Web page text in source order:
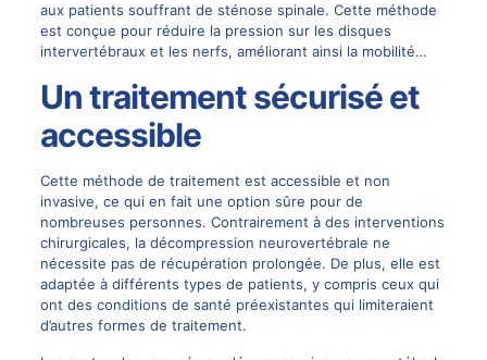
aux patients souffrant de sténose spinale. Cette méthode
est conçue pour réduire la pression sur les disques
intervertébraux et les nerfs, améliorant ainsi la mobilité…
Un traitement sécurisé et
accessible
Cette méthode de traitement est accessible et non
invasive, ce qui en fait une option sûre pour de
nombreuses personnes. Contrairement à des interventions
chirurgicales, la décompression neurovertébrale ne
nécessite pas de récupération prolongée. De plus, elle est
adaptée à différents types de patients, y compris ceux qui
ont des conditions de santé préexistantes qui limiteraient
d’autres formes de traitement.